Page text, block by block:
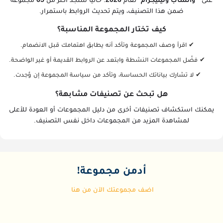
ضمن هذا التصنيف، ويتم تحديث الروابط باستمرار.
كيف تختار المجموعة المناسبة؟
✔ اقرأ وصف المجموعة وتأكد أنه يطابق اهتمامك قبل الانضمام.
✔ فضّل المجموعات النشطة وابتعد عن الروابط القديمة أو غير الواضحة.
✔ لا تشارك بياناتك الحساسة، وتأكد من سياسة المجموعة إن وُجدت.
هل تبحث عن تصنيفات مشابهة؟
يمكنك استكشاف تصنيفات أخرى من دليل المجموعات أو العودة للأعلى
لمشاهدة المزيد من المجموعات داخل نفس التصنيف.
أدمن مجموعة!
اضف مجموعتك الآن من هنا